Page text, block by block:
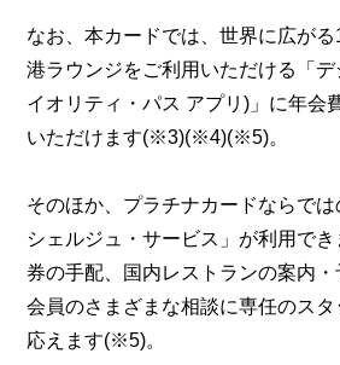
なお、本カードでは、世界に広が
港ラウンジをご利用いただける「
イオリティ・パス アプリ)」に年会
いただけます(※3)(※4)(※5)。
そのほか、プラチナカードならで
シェルジュ・サービス」が利用で
券の手配、国内レストランの案内
会員のさまざまな相談に専任のスタ
応えます(※5)。